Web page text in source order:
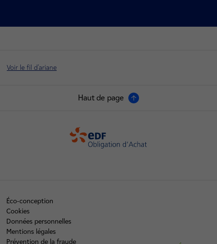
Voir le fil d'ariane
Haut de page
Éco-conception
Cookies
Données personnelles
Mentions légales
Prévention de la fraude